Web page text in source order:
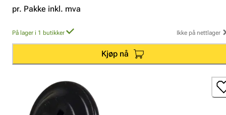
pr. Pakke inkl. mva
På lager i 1 butikker Ikke på nettlager
Kjøp nå